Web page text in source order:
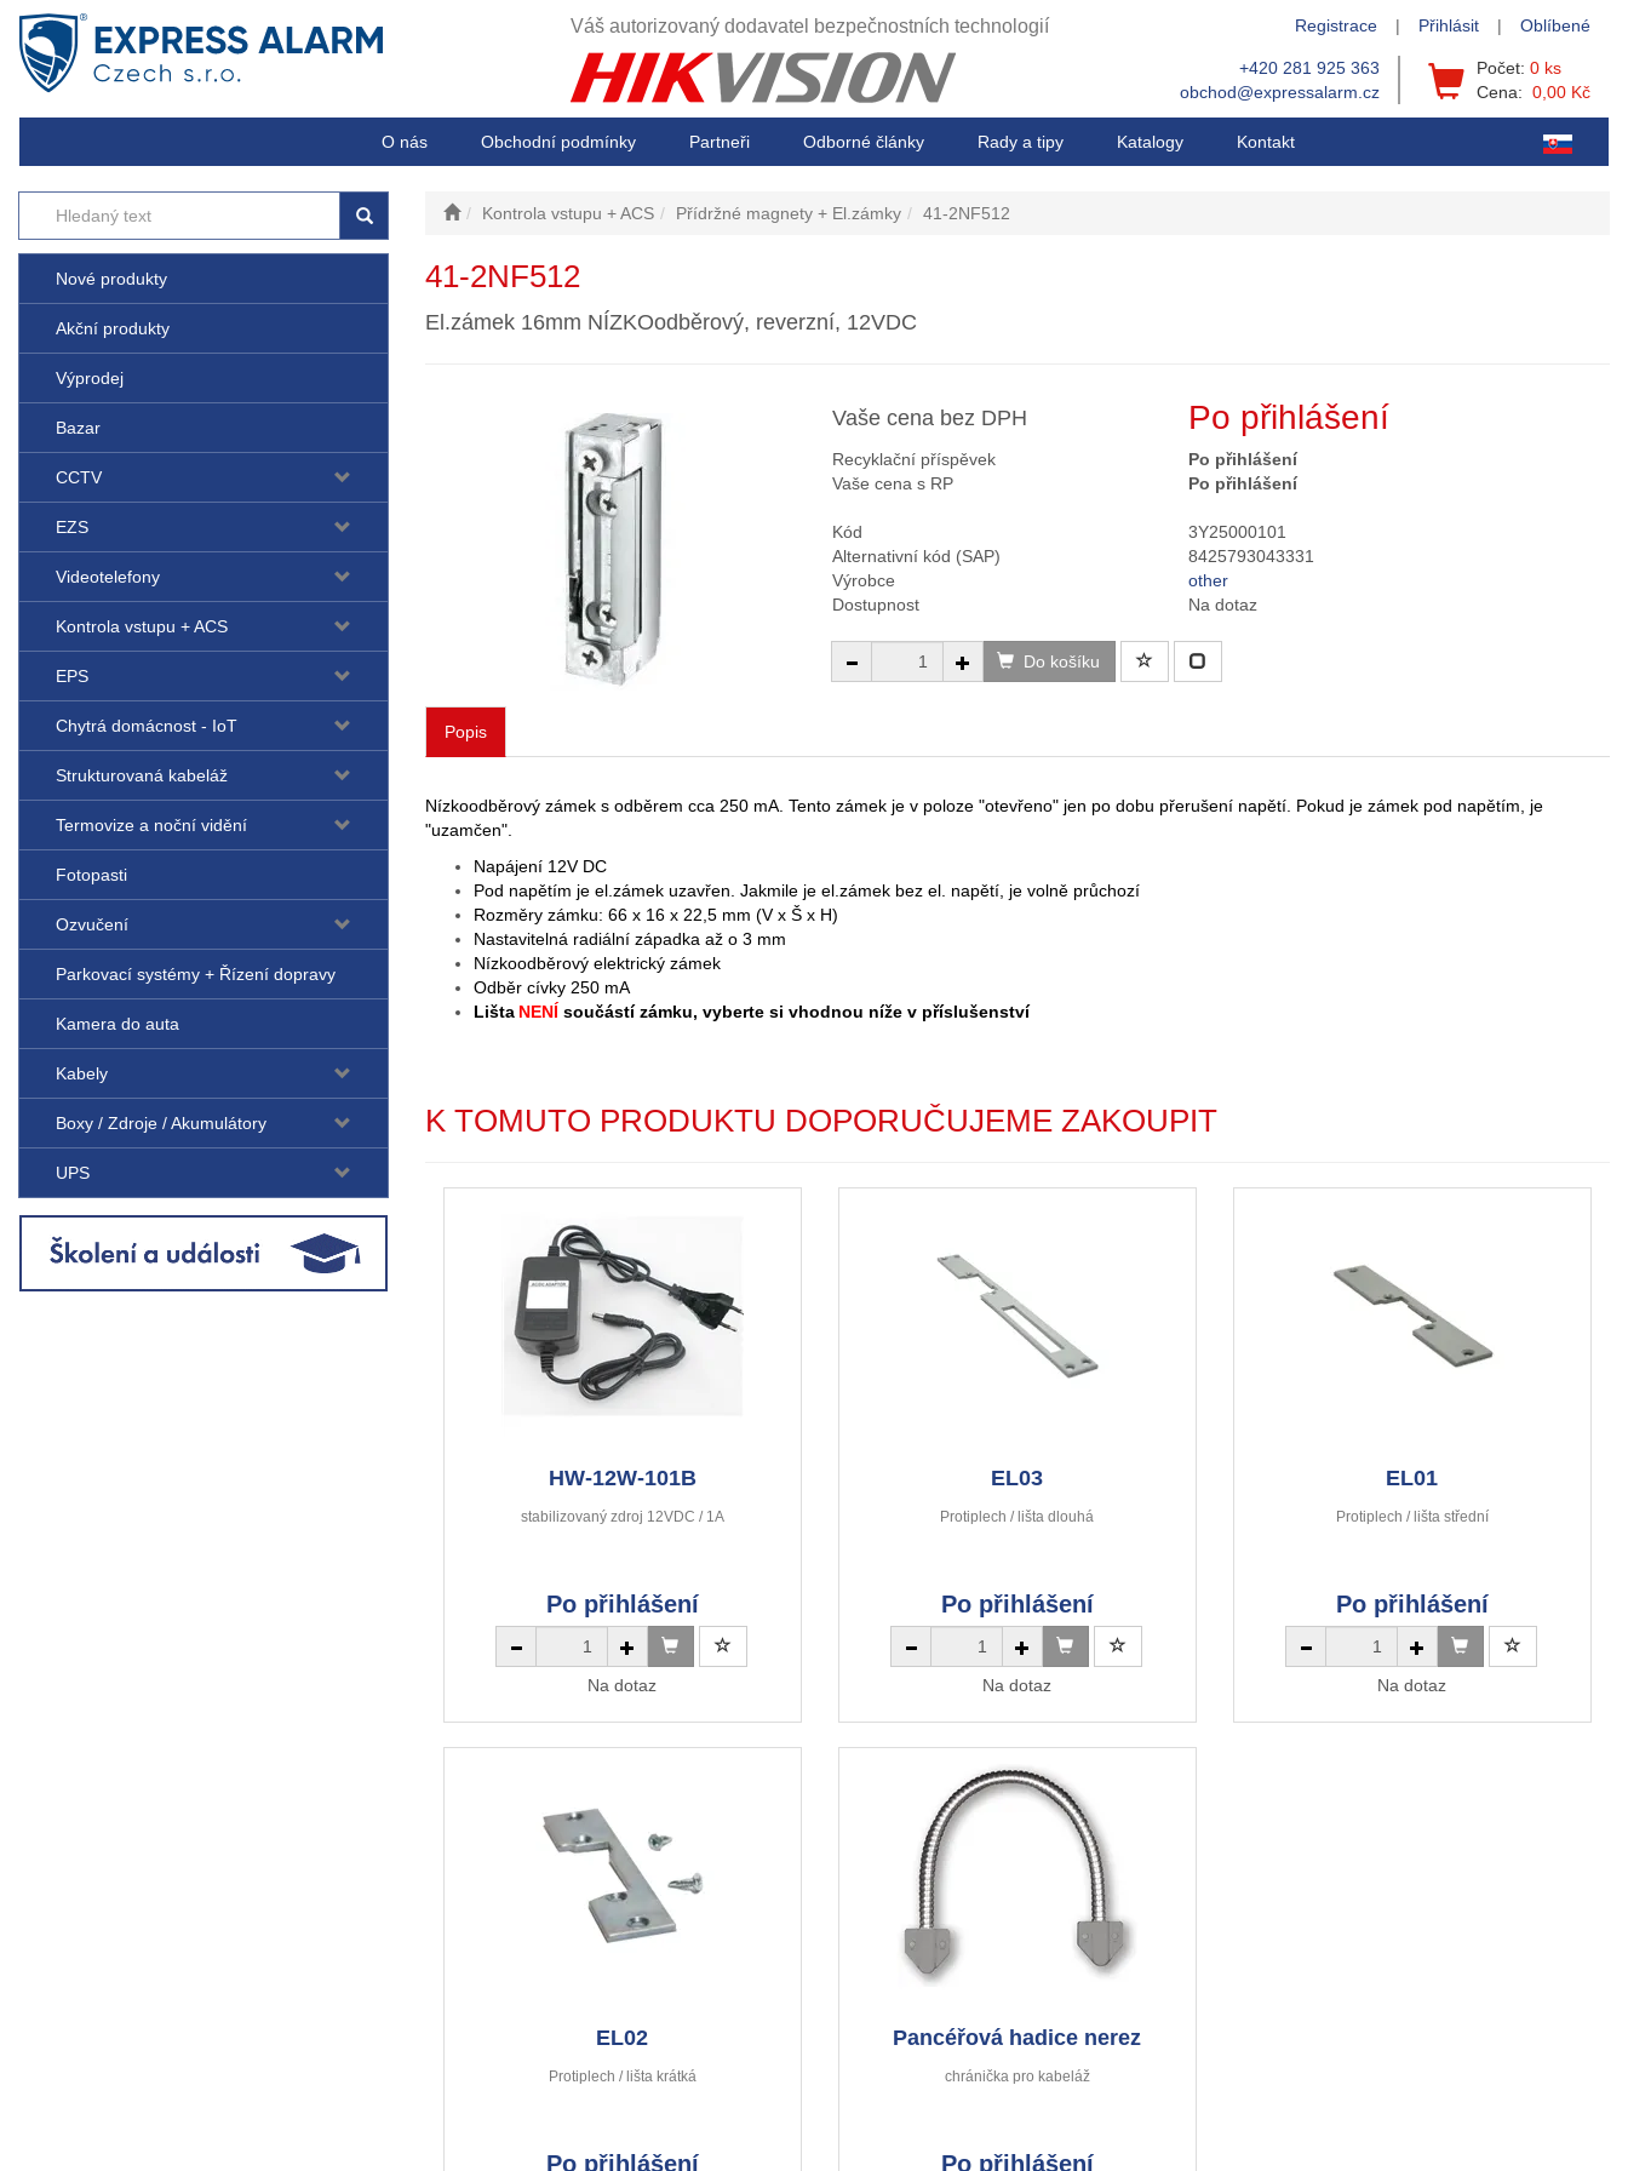
Váš autorizovaný dodavatel bezpečnostních technologií Registrace | Přihlásit | Oblíbené
+420 281 925 363
obchod@expressalarm.cz
Počet: 0 ks
Cena: 0,00 Kč
O nás Obchodní podmínky Partneři Odborné články Rady a tipy Katalogy Kontakt
Nové produkty
Akční produkty
Výprodej
Bazar
CCTV
EZS
Videotelefony
Kontrola vstupu + ACS
EPS
Chytrá domácnost - IoT
Strukturovaná kabeláž
Termovize a noční vidění
Fotopasti
Ozvučení
Parkovací systémy + Řízení dopravy
Kamera do auta
Kabely
Boxy / Zdroje / Akumulátory
UPS
Kontrola vstupu + ACS Přídržné magnety + El.zámky 41-2NF512
41-2NF512
El.zámek 16mm NÍZKOodběrový, reverzní, 12VDC
Vaše cena bez DPH Po přihlášení
Recyklační příspěvek
Po přihlášení
Vaše cena s RP
Po přihlášení
Kód
3Y25000101
Alternativní kód (SAP)
8425793043331
Výrobce
other
Dostupnost
Na dotaz
Do košíku
Popis
Nízkoodběrový zámek s odběrem cca 250 mA. Tento zámek je v poloze "otevřeno" jen po dobu přerušení napětí. Pokud je zámek pod napětím, je
"uzamčen".
Napájení 12V DC
Pod napětím je el.zámek uzavřen. Jakmile je el.zámek bez el. napětí, je volně průchozí
Rozměry zámku: 66 x 16 x 22,5 mm (V x Š x H)
Nastavitelná radiální západka až o 3 mm
Nízkoodběrový elektrický zámek
Odběr cívky 250 mA
Lišta NENÍ součástí zámku, vyberte si vhodnou níže v příslušenství
K TOMUTO PRODUKTU DOPORUČUJEME ZAKOUPIT
HW-12W-101B
stabilizovaný zdroj 12VDC / 1A
Po přihlášení
Na dotaz
EL03
Protiplech / lišta dlouhá
Po přihlášení
Na dotaz
EL01
Protiplech / lišta střední
Po přihlášení
Na dotaz
EL02
Protiplech / lišta krátká
Po přihlášení
Pancéřová hadice nerez
chránička pro kabeláž
Po přihlášení